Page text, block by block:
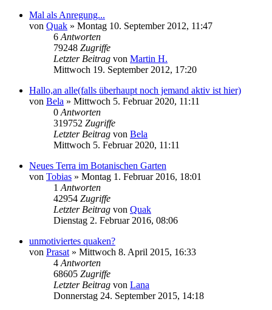
Mal als Anregung...
von Quak » Montag 10. September 2012, 11:47
6 Antworten
79248 Zugriffe
Letzter Beitrag von Martin H.
Mittwoch 19. September 2012, 17:20
Hallo,an alle(falls überhaupt noch jemand aktiv ist hier)
von Bela » Mittwoch 5. Februar 2020, 11:11
0 Antworten
319752 Zugriffe
Letzter Beitrag von Bela
Mittwoch 5. Februar 2020, 11:11
Neues Terra im Botanischen Garten
von Tobias » Montag 1. Februar 2016, 18:01
1 Antworten
42954 Zugriffe
Letzter Beitrag von Quak
Dienstag 2. Februar 2016, 08:06
unmotiviertes quaken?
von Prasat » Mittwoch 8. April 2015, 16:33
4 Antworten
68605 Zugriffe
Letzter Beitrag von Lana
Donnerstag 24. September 2015, 14:18